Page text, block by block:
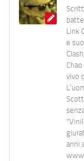
Link
e
vivo
anni